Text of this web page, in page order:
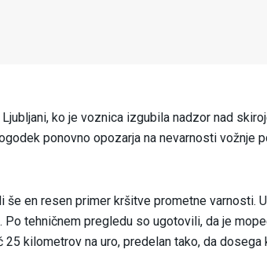
ko je voznica izgubila nadzor nad
ponovno opozarja na nevarnosti vožnje
en resen primer kršitve prometne varnosti.
tehničnem pregledu so ugotovili, da je
kilometrov na uro, predelan tako, da dosega